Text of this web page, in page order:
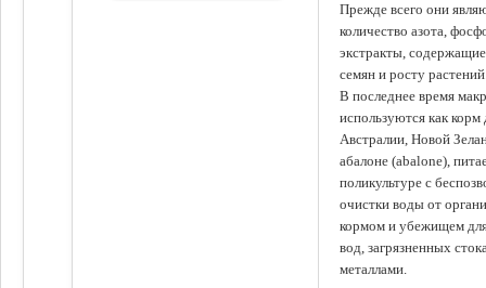
Прежде всего они
количество азота,
экстракты,
семян и росту
В последнее время
используются как
Австралии, Новой
абалоне (abalone),
поликультуре с
очистки воды от
кормом и убежищем
вод, загрязненных
металлами.